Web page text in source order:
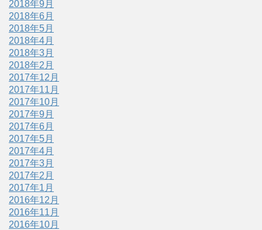
2018年9月
2018年6月
2018年5月
2018年4月
2018年3月
2018年2月
2017年12月
2017年11月
2017年10月
2017年9月
2017年6月
2017年5月
2017年4月
2017年3月
2017年2月
2017年1月
2016年12月
2016年11月
2016年10月